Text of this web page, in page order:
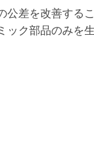
差を改善する
ック部品のみを